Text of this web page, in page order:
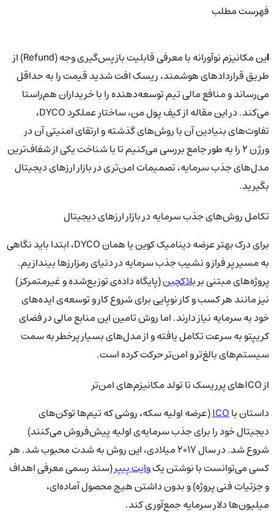
فهرست مطلب
ین مکانیزم نوآورانه با معرفی قابلیت بازپس‌گیری وجه (Refund) از
طریق قراردادهای هوشمند، ریسک افت شدید قیمت را به حداقل
می‌رساند و منافع مالی تیم توسعه‌دهنده را با خریداران هم‌راستا
می‌کند. در این مقاله از کیف پول من، ساختار عملکرد DYCO،
تفاوت‌های بنیادین آن با روش‌های گذشته و ارتقای امنیتی آن در
ورژن ۲ را به طور جامع بررسی می‌کنیم تا با شناخت یکی از شفاف‌ترین
مدل‌های جذب سرمایه، تصمیمات امن‌تری در بازار ارزهای دیجیتال
بگیرید.
تکامل روش‌های جذب سرمایه در بازار ارزهای دیجیتال
برای درک بهتر عرضه دینامیک کوین یا همان DYCO، ابتدا باید نگاهی
به مسیر پر فراز و نشیب جذب سرمایه در دنیای رمزارزها بیندازیم.
پروژه‌های مبتنی بربلاکچین(پایگاه داده‌ی توزیع‌شده و غیرمتمرکز)
نیز مانند هر کسب و کار نوپایی برای شروع کار و توسعه‌ی ایده‌های
خود به سرمایه نیاز دارند. اما روش تامین این منابع مالی در فضای
کریپتو به سرعت تکامل یافته و از مدل‌های بسیار پرخطر به سمت
سیستم‌های بالغ‌تر و امن‌تر حرکت کرده است.
از ICOهای پرریسک تا تولد مکانیزم‌های امن‌تر
داستان باICO(عرضه اولیه سکه، روشی که تیم‌ها توکن‌های
دیجیتال خود را برای جذب سرمایه‌ی اولیه پیش‌فروش می‌کنند)
شروع شد. در سال 2017 میلادی، این روش به شدت محبوب شد. هر
کسی می‌توانست با نوشتن یکوایت‌ پیپر(سند رسمی معرفی اهداف
و جزئیات فنی پروژه) و بدون داشتن هیچ محصول آماده‌ای،
میلیون‌ها دلار سرمایه جمع‌آوری کند.